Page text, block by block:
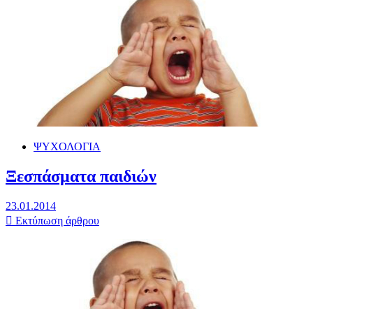
ΨΥΧΟΛΟΓΙΑ
Ξεσπάσματα παιδιών
23.01.2014
Εκτύπωση άρθρου